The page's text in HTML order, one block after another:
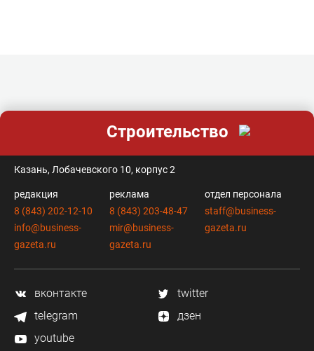
Строительство
Казань, Лобачевского 10, корпус 2
редакция
8 (843) 202-12-10
info@business-
gazeta.ru
реклама
8 (843) 203-48-47
mir@business-
gazeta.ru
отдел персонала
staff@business-
gazeta.ru
вконтакте
twitter
telegram
дзен
youtube